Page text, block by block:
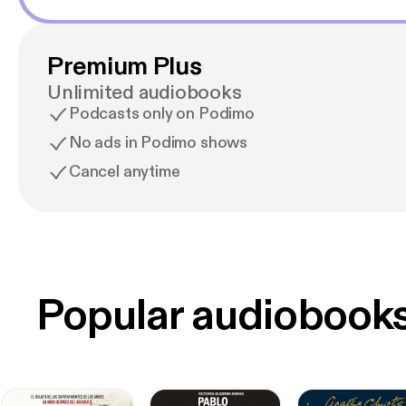
Premium Plus
Unlimited audiobooks
Podcasts only on Podimo
No ads in Podimo shows
Cancel anytime
Popular